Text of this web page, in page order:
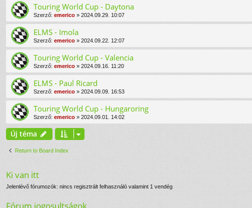
Touring World Cup - Daytona
Szerző: emerico » 2024.09.29. 10:07
ELMS - Imola
Szerző: emerico » 2024.09.22. 12:07
Touring World Cup - Valencia
Szerző: emerico » 2024.09.16. 11:20
ELMS - Paul Ricard
Szerző: emerico » 2024.09.09. 16:53
Touring World Cup - Hungaroring
Szerző: emerico » 2024.09.01. 14:02
Új téma
Return to Board Index
Ki van itt
Jelenlévő fórumozók: nincs regisztrált felhasználó valamint 1 vendég